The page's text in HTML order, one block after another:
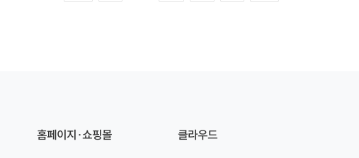
홈페이지·쇼핑몰 클라우드